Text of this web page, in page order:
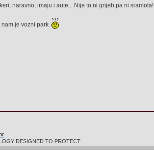
naravno, imaju i aute... Nije to ni grijeh pa ni sramota!
nam je vozni park
DESIGNED TO PROTECT